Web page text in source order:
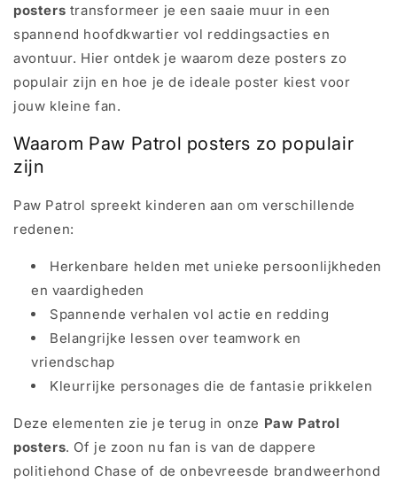
posters transformeer je een saaie muur in een
spannend hoofdkwartier vol reddingsacties en
avontuur. Hier ontdek je waarom deze posters zo
populair zijn en hoe je de ideale poster kiest voor
jouw kleine fan.
Waarom Paw Patrol posters zo populair
zijn
Paw Patrol spreekt kinderen aan om verschillende
redenen:
Herkenbare helden met unieke persoonlijkheden
en vaardigheden
Spannende verhalen vol actie en redding
Belangrijke lessen over teamwork en
vriendschap
Kleurrijke personages die de fantasie prikkelen
Deze elementen zie je terug in onze Paw Patrol
posters. Of je zoon nu fan is van de dappere
politiehond Chase of de onbevreesde brandweerhond